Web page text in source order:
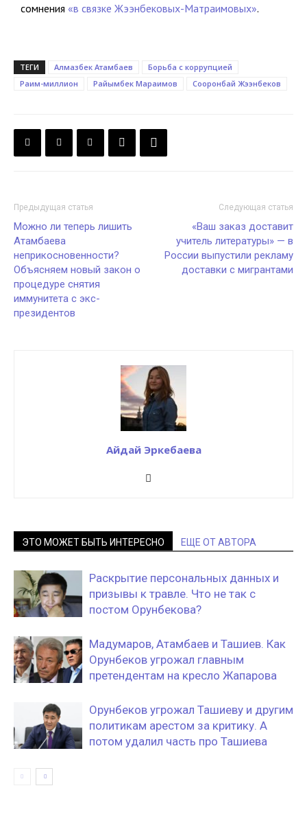
сомнения «в связке Жээнбековых-Матраимовых».
ТЕГИ Алмазбек Атамбаев
Борьба с коррупцией
Раим-миллион
Райымбек Мараимов Сооронбай Жээнбеков
Предыдущая статья
Можно ли теперь лишить
Атамбаева
неприкосновенности?
Объясняем новый закон о
процедуре снятия
иммунитета с экс-
президентов
Следующая статья
«Ваш заказ доставит
учитель литературы» — в
России выпустили рекламу
доставки с мигрантами
Айдай Эркебаева
ЭТО МОЖЕТ БЫТЬ ИНТЕРЕСНО ЕЩЕ ОТ АВТОРА
Раскрытие персональных данных и
призывы к травле. Что не так с
постом Орунбекова?
Мадумаров, Атамбаев и Ташиев. Как
Орунбеков угрожал главным
претендентам на кресло Жапарова
Орунбеков угрожал Ташиеву и другим
политикам арестом за критику. А
потом удалил часть про Ташиева